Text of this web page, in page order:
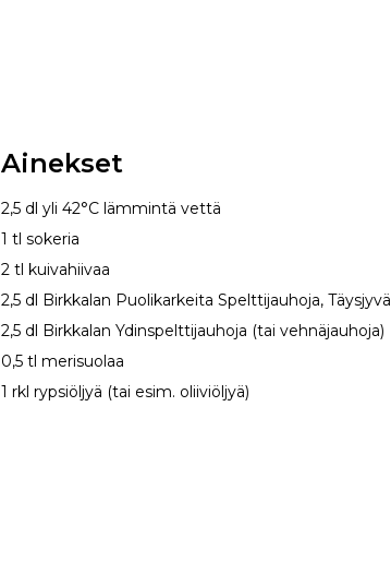
Ainekset
2,5 dl yli 42°C lämmintä vettä
1 tl sokeria
2 tl kuivahiivaa
2,5 dl Birkkalan Puolikarkeita Spelttijauhoja, Täysjyvä
2,5 dl Birkkalan Ydinspelttijauhoja (tai vehnäjauhoja)
0,5 tl merisuolaa
1 rkl rypsiöljyä (tai esim. oliiviöljyä)